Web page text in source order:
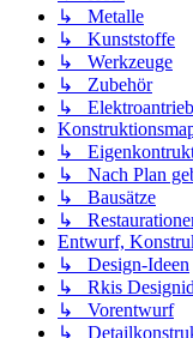
↳ Metalle
↳ Kunststoffe
↳ Werkzeuge
↳ Zubehör
↳
↳
↳ Nach Plan
↳ Bausätze
↳
Entwurf,
↳ Design-Ideen
↳ Rkis
↳ Vorentwurf
↳